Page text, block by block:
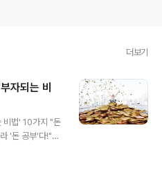
더보기
자되는 비
비법' 10가지 "돈
'돈 공부'다!"돈
20억의 자산가